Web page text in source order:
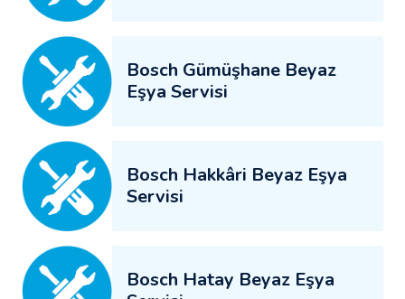
Bosch Gümüşhane Beyaz
Eşya Servisi
Bosch Hakkâri Beyaz Eşya
Servisi
Bosch Hatay Beyaz Eşya